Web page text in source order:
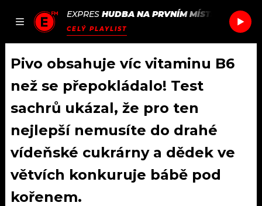
JAK
SEZNAM.CZ
EXPRES HUDBA NA PRVNÍM MÍSTĚ ALT-J
CELÝ PLAYLIST
DOMŮ
ČLÁNKY
AKTUÁLNĚ
HUDBA
PODCASTY
Pivo obsahuje víc vitaminu B6
než se přepokládalo! Test
sachrů ukázal, že pro ten
nejlepší nemusíte do drahé
vídeňské cukrárny a dědek ve
větvích konkuruje bábě pod
kořenem.